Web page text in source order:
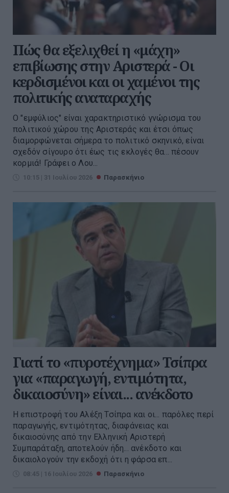
Πώς θα εξελιχθεί η «μάχη»
επιβίωσης στην Αριστερά - Οι
κερδισμένοι και οι χαμένοι της
πολιτικής αναταραχής
Ο "εμφύλιος" είναι χαρακτηριστικό γνώρισμα του
πολιτικού χώρου της Αριστεράς και έτσι όπως
διαμορφώνεται σήμερα το πολιτικό σκηνικό, είναι
σχεδόν σίγουρο ότι έως τις εκλογές θα... πέσουν
κορμιά! Γράφει ο Λου...
10:15 | 31 Ιουλίου 2026 Παρασκήνιο
Γιατί το «πυροτέχνημα» Τσίπρα
για «παραγωγή, εντιμότητα,
δικαιοσύνη» είναι... ανέκδοτο
Η επιστροφή του Αλέξη Τσίπρα και οι... παρόλες περί
παραγωγής, εντιμότητας, διαφάνειας και
δικαιοσύνης από την Ελληνική Αριστερή
Συμπαράταξη, αποτελούν ήδη... ανέκδοτο και
δικαιολογούν την εκδοχή ότι η φάρσα επ...
08:45 | 16 Ιουλίου 2026 Παρασκήνιο